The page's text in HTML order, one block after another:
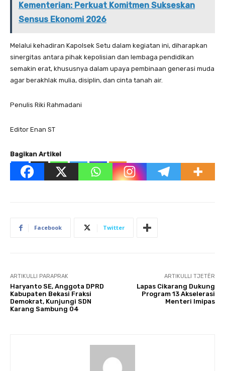
Kementerian: Perkuat Komitmen Sukseskan
Sensus Ekonomi 2026
Melalui kehadiran Kapolsek Setu dalam kegiatan ini, diharapkan
sinergitas antara pihak kepolisian dan lembaga pendidikan
semakin erat, khususnya dalam upaya pembinaan generasi muda
agar berakhlak mulia, disiplin, dan cinta tanah air.
Penulis Riki Rahmadani
Editor Enan ST
Bagikan Artikel
Facebook Twitter
ARTIKULLI PARAPRAK
Haryanto SE, Anggota DPRD
Kabupaten Bekasi Fraksi
Demokrat, Kunjungi SDN
Karang Sambung 04
ARTIKULLI TJETËR
Lapas Cikarang Dukung
Program 13 Akselerasi
Menteri Imipas